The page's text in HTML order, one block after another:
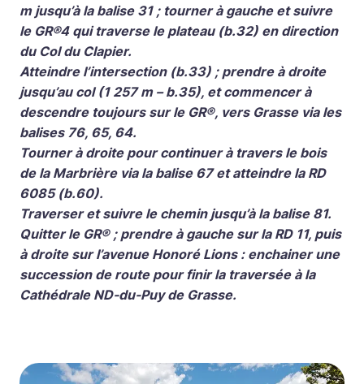
m jusqu’à la balise 31 ; tourner à gauche et suivre
le GR®4 qui traverse le plateau (b.32) en direction
du Col du Clapier.
Atteindre l’intersection (b.33) ; prendre à droite
jusqu’au col (1 257 m – b.35), et commencer à
descendre toujours sur le GR®, vers Grasse via les
balises 76, 65, 64.
Tourner à droite pour continuer à travers le bois
de la Marbrière via la balise 67 et atteindre la RD
6085 (b.60).
Traverser et suivre le chemin jusqu’à la balise 81.
Quitter le GR® ; prendre à gauche sur la RD 11, puis
à droite sur l’avenue Honoré Lions : enchainer une
succession de route pour finir la traversée à la
Cathédrale ND-du-Puy de Grasse.